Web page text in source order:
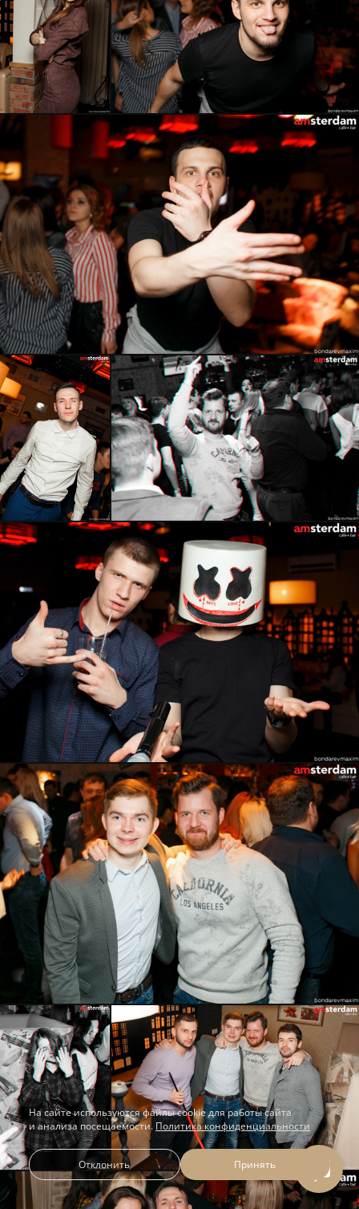
На сайте используются файлы cookie для работы сайта
и анализа посещаемости. Политика конфиденциальности
Отклонить Принять